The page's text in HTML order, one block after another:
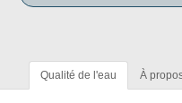
Qualité de l'eau À